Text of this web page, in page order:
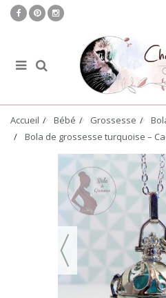
Accueil Bébé Grossesse
Bola de grossesse turquoise –